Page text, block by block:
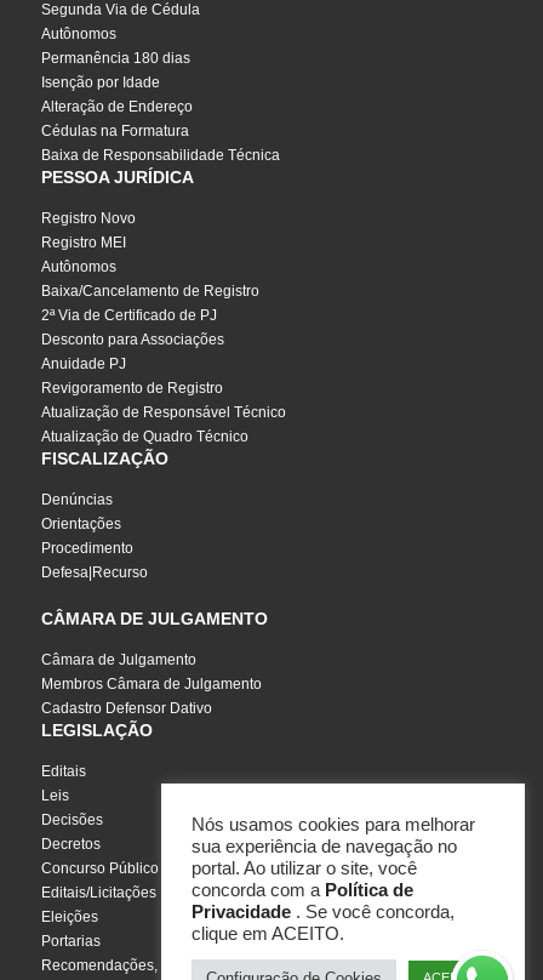
Segunda Via de Cédula
Autônomos
Permanência 180 dias
Isenção por Idade
Alteração de Endereço
Cédulas na Formatura
Baixa de Responsabilidade Técnica
PESSOA JURÍDICA
Registro Novo
Registro MEI
Autônomos
Baixa/Cancelamento de Registro
2ª Via de Certificado de PJ
Desconto para Associações
Anuidade PJ
Revigoramento de Registro
Atualização de Responsável Técnico
Atualização de Quadro Técnico
FISCALIZAÇÃO
Denúncias
Orientações
Procedimento
Defesa|Recurso
CÂMARA DE JULGAMENTO
Câmara de Julgamento
Membros Câmara de Julgamento
Cadastro Defensor Dativo
LEGISLAÇÃO
Editais
Leis
Decisões
Decretos
Concurso Público
Editais/Licitações
Eleições
Portarias
Recomendações, Pareceres e Notas
Nós usamos cookies para melhorar
sua experiência de navegação no
portal. Ao utilizar o site, você
concorda com a Política de
Privacidade . Se você concorda,
clique em ACEITO.